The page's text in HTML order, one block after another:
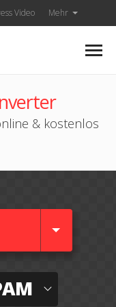
Video Mehr
& kostenlos